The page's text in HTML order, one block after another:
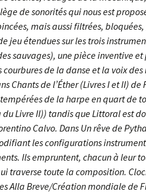
et
latine
50/
Le
A
de sonorités qui nous est
mais aussi filtrées,
jeu étendues sur les trois
sauvages), une pièce inventive
courbures de la danse et la voix
Chants de l’Éther (Livres I et II)
de la harpe en quart de
Livre II)) tandis que Littoral est
Calvo. Dans Un rêve de
les configurations
Ils empruntent, chacun à leur
traverse toute la composition.
Alla Breve/Création mondiale de